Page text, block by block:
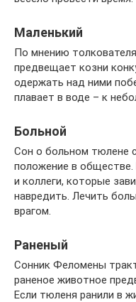
Маленький
По мнению
предвещает козни
одержать над ними
плавает в воде – к
Больной
Сон о больном тюлене
положение в обществе.
и коллеги, которые
навредить. Лечить
врагом.
Раненый
Сонник Феломены
раненое животное
Если тюленя ранили в